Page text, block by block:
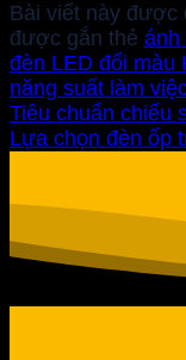
Bài viết này được
được gắn thẻ ánh
đèn LED đổi màu
năng suất làm
Tiêu chuẩn chiếu
Lựa chọn đèn ốp